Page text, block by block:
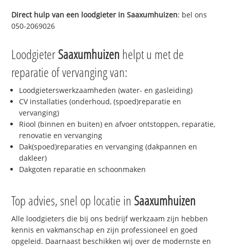
Direct hulp van een loodgieter inSaaxumhuizen: bel ons
050-2069026
LoodgieterSaaxumhuizen helpt u met de
reparatie of vervanging van:
Loodgieterswerkzaamheden (water- en gasleiding)
CV installaties (onderhoud, (spoed)reparatie en
vervanging)
Riool (binnen en buiten) en afvoer ontstoppen, reparatie,
renovatie en vervanging
Dak(spoed)reparaties en vervanging (dakpannen en
dakleer)
Dakgoten reparatie en schoonmaken
Top advies, snel op locatie in Saaxumhuizen
Alle loodgieters die bij ons bedrijf werkzaam zijn hebben
kennis en vakmanschap en zijn professioneel en goed
opgeleid. Daarnaast beschikken wij over de modernste en